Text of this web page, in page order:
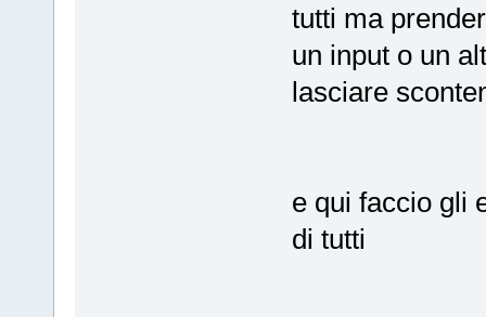
tutti ma
un input o un
lasciare
e qui faccio gli
di tutti